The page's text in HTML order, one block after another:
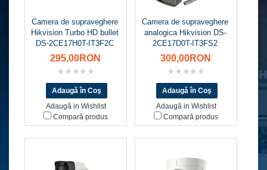
Camera de supraveghere
Hikvision Turbo HD bullet
DS-2CE17H0T-IT3F2C
295,00RON
Adaugă in Wishlist
Compară produs
Camera de supraveghere
analogica Hikvision DS-
2CE17D0T-IT3FS2
300,00RON
Adaugă in Wishlist
Compară produs